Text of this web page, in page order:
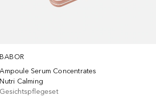
BABOR
Ampoule Serum Concentrates
Nutri Calming
Gesichtspflegeset